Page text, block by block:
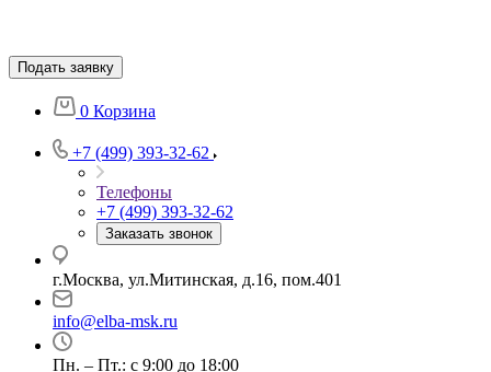
Подать заявку
0 Корзина
+7 (499) 393-32-62
Телефоны
+7 (499) 393-32-62
Заказать звонок
г.Москва, ул.Митинская, д.16, пом.401
info@elba-msk.ru
Пн. – Пт.: с 9:00 до 18:00